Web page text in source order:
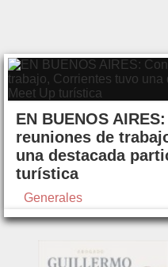
EN BUENOS
reuniones de
una destacada
turística
Generales